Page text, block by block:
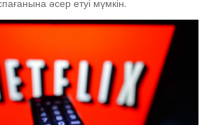
әсер етуі мүмкін.